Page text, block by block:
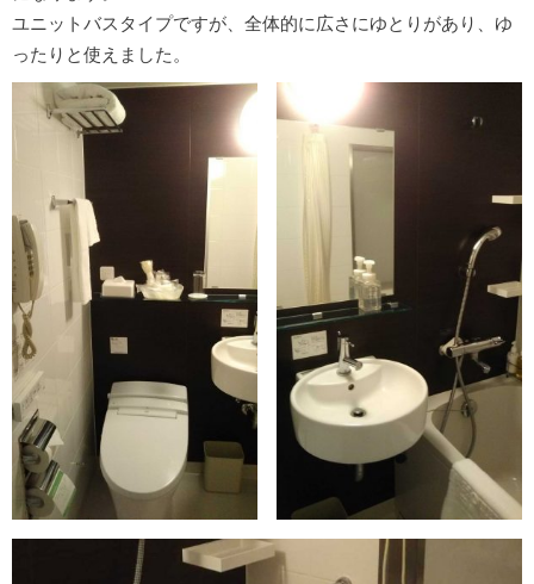
ユニットバスタイプですが、全体的に広さにゆとりがあり、ゆ
ったりと使えました。